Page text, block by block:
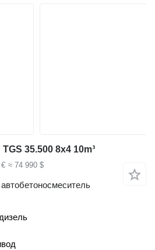
35.500 8x4 10m³
≈ 74 990 $